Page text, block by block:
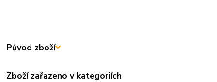
Původ zboží
Zboží zařazeno v kategoriích